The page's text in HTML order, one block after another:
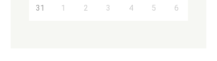
31 1 2 3 4 5 6